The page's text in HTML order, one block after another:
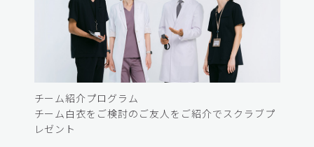
チーム紹介プログラム
チーム白衣をご検討のご友人をご紹介でスクラブプ
レゼント